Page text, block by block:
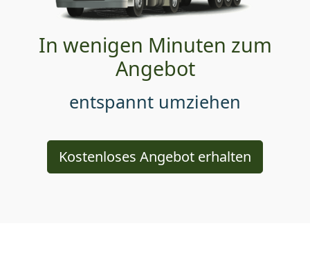
In wenigen Minuten zum
Angebot
entspannt umziehen
Kostenloses Angebot erhalten